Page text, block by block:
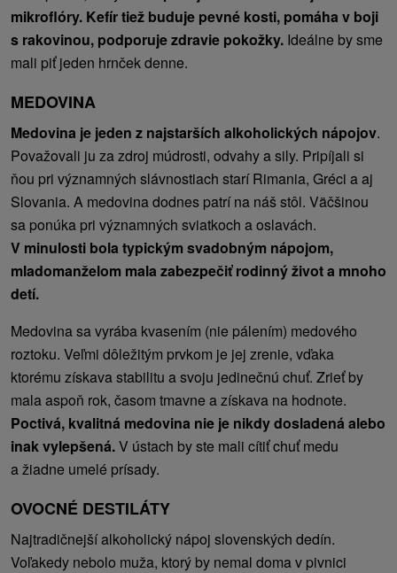
mikroflóry. Kefír tiež buduje pevné kosti, pomáha v boji
s rakovinou, podporuje zdravie pokožky. Ideálne by sme
mali piť jeden hrnček denne.
MEDOVINA
Medovina je jeden z najstarších alkoholických nápojov.
Považovali ju za zdroj múdrosti, odvahy a sily. Pripíjali si
ňou pri významných slávnostiach starí Rimania, Gréci a aj
Slovania. A medovina dodnes patrí na náš stôl. Väčšinou
sa ponúka pri významných sviatkoch a oslavách.
V minulosti bola typickým svadobným nápojom,
mladomanželom mala zabezpečiť rodinný život a mnoho
detí.
Medovina sa vyrába kvasením (nie pálením) medového
roztoku. Veľmi dôležitým prvkom je jej zrenie, vďaka
ktorému získava stabilitu a svoju jedinečnú chuť. Zrieť by
mala aspoň rok, časom tmavne a získava na hodnote.
Poctivá, kvalitná medovina nie je nikdy dosladená alebo
inak vylepšená.V ústach by ste mali cítiť chuť medu
a žiadne umelé prísady.
OVOCNÉ DESTILÁTY
Najtradičnejší alkoholický nápoj slovenských dedín.
Voľakedy nebolo muža, ktorý by nemal doma v pivnici